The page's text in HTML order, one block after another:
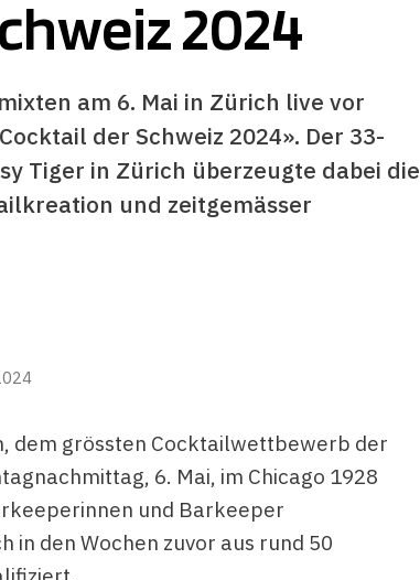
2024
am 6. Mai in Zürich live vor
der Schweiz 2024». Der 33-
Tiger in Zürich überzeugte dabei die
und zeitgemässer
dem grössten Cocktailwettbewerb der
6. Mai, im Chicago 1928
und Barkeeper
in den Wochen zuvor aus rund 50